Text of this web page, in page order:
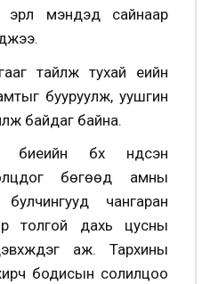
мэндэд сайнаар
тайлж тухай үеийн
бууруулж, уушгин
байдаг байна.
биеийн бүх үндсэн
бөгөөд амны
булчингууд чангаран
толгой дахь цусны
аж. Тархины
бодисын солилцоо